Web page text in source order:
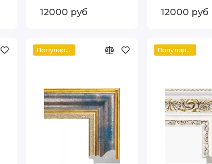
12000 руб 12000 руб
Популярное Популярное